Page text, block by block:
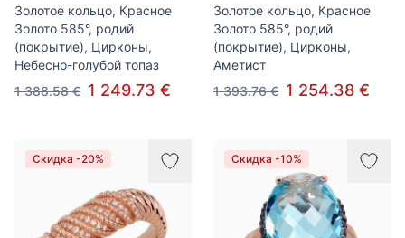
Золотое кольцо, Красное
Золото 585°, родий
(покрытие), Цирконы,
Небесно-голубой топаз
1 388.58 € 1 249.73 €
Золотое кольцо, Красное
Золото 585°, родий
(покрытие), Цирконы,
Аметист
1 393.76 € 1 254.38 €
Скидка -20% Скидка -10%